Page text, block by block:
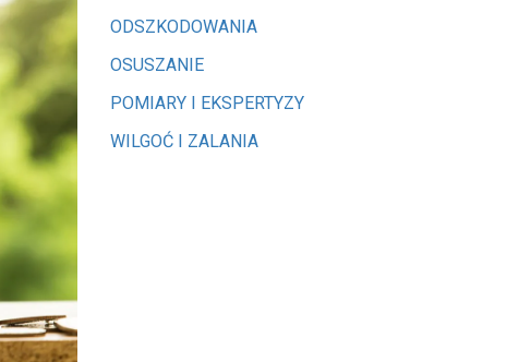
ODSZKODOWANIA
OSUSZANIE
POMIARY I EKSPERTYZY
WILGOĆ I ZALANIA